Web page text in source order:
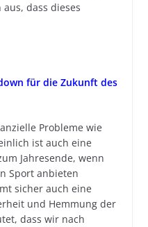
dass dieses
für die Zukunft des
Probleme wie
ist auch eine
Jahresende, wenn
Sport anbieten
sicher auch eine
und Hemmung der
dass wir nach